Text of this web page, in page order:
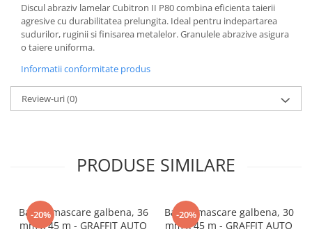
Discul abraziv lamelar Cubitron II P80 combina eficienta taierii
agresive cu durabilitatea prelungita. Ideal pentru indepartarea
sudurilor, ruginii si finisarea metalelor. Granulele abrazive asigura
o taiere uniforma.
Informatii conformitate produs
Review-uri(0)
PRODUSE SIMILARE
-20%
Banda mascare galbena, 36
mm x 45 m - GRAFFIT AUTO
-20%
Banda mascare galbena, 30
mm x 45 m - GRAFFIT AUTO